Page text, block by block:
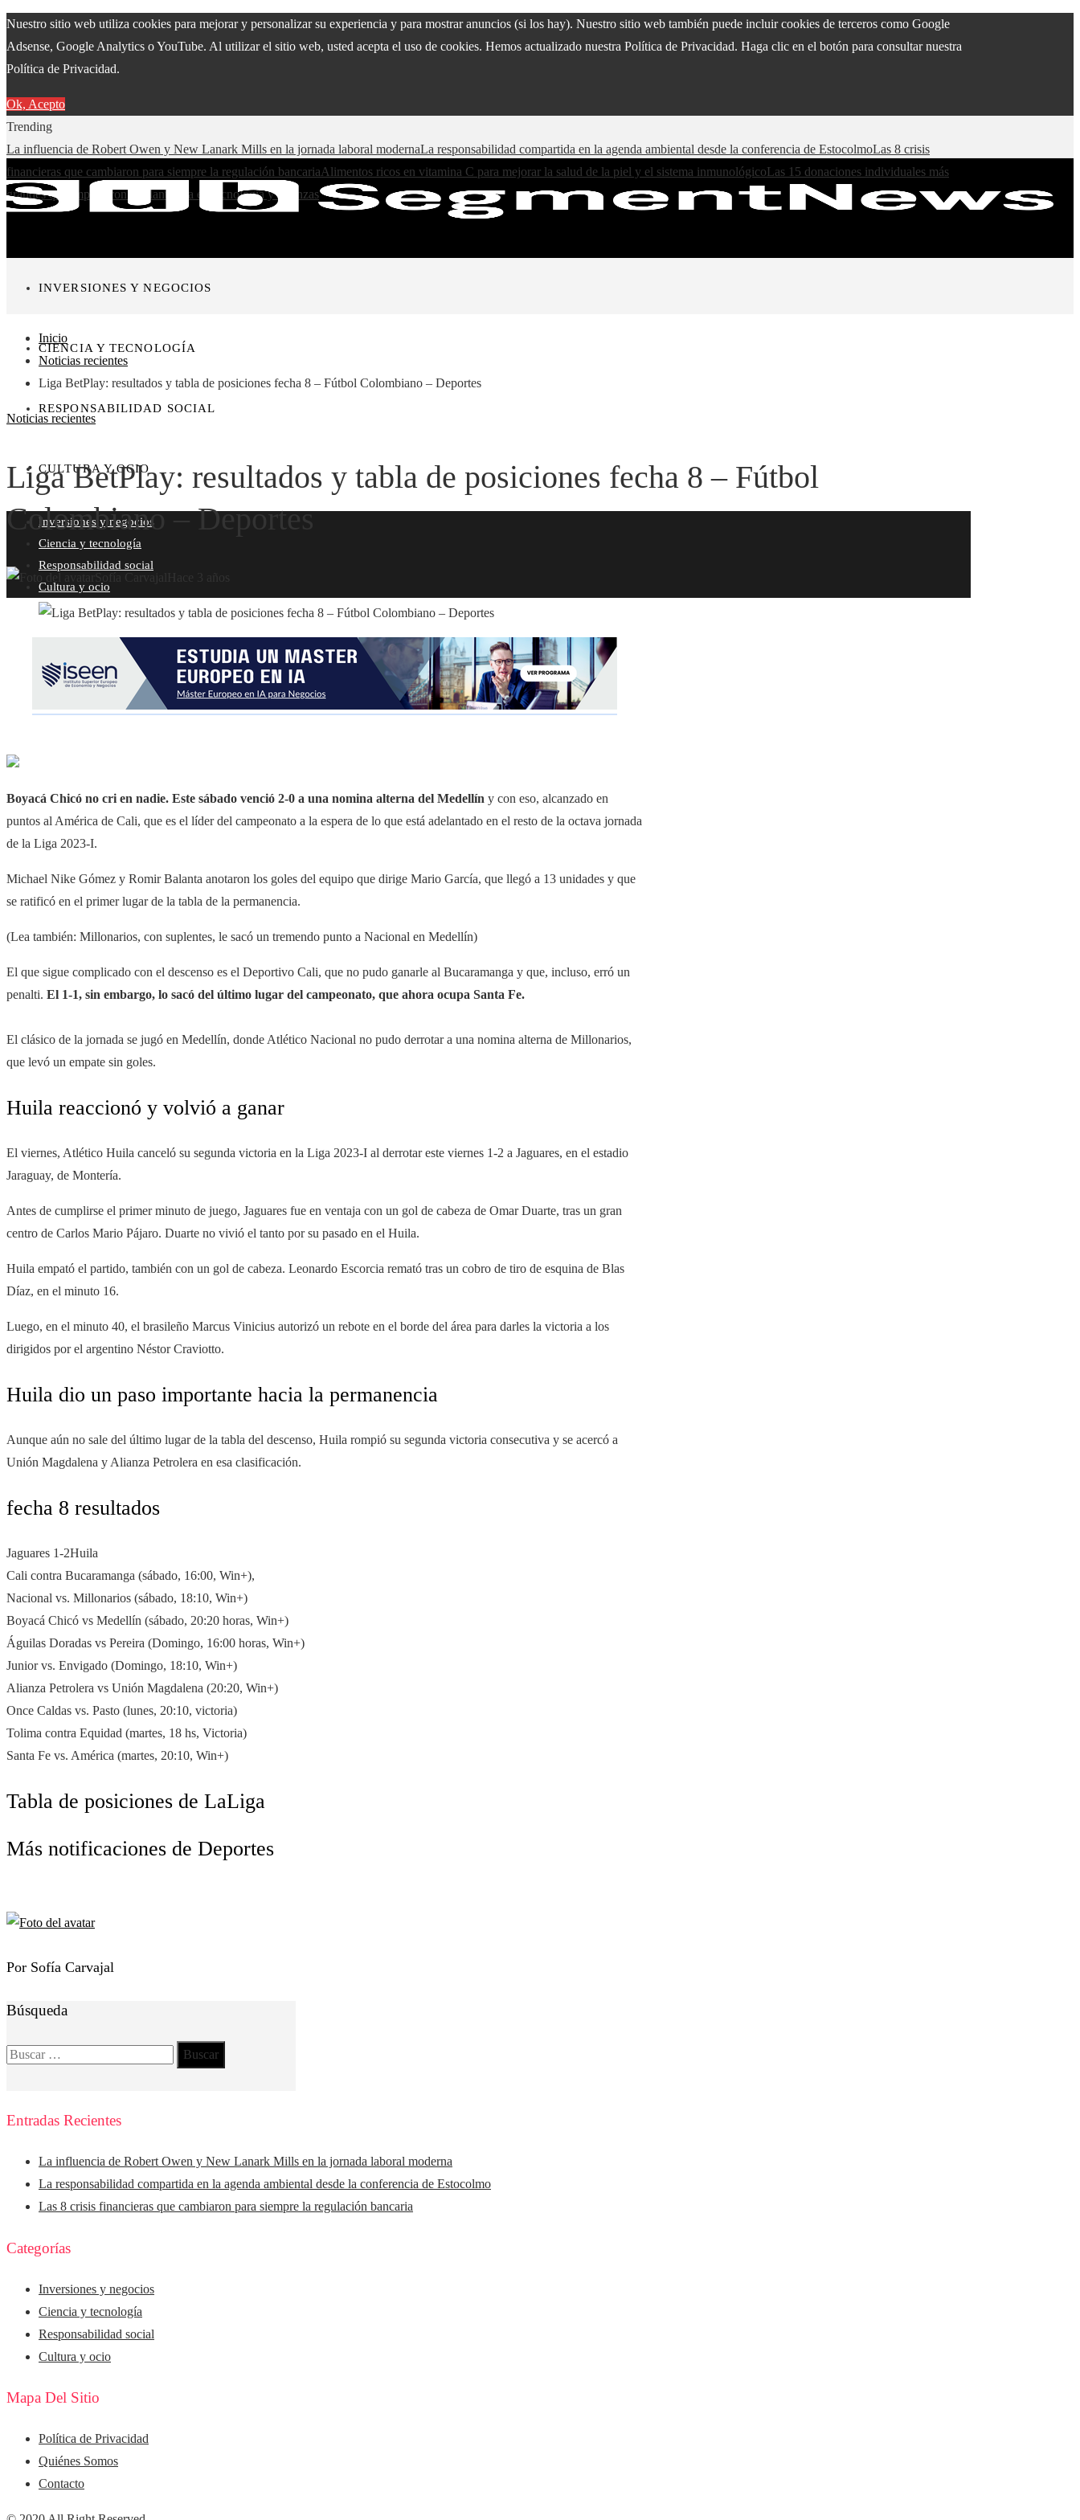
Nuestro sitio web utiliza cookies para mejorar y personalizar su experiencia y para mostrar anuncios (si los hay). Nuestro sitio web también puede incluir cookies de terceros como Google
Adsense, Google Analytics o YouTube. Al utilizar el sitio web, usted acepta el uso de cookies. Hemos actualizado nuestra Política de Privacidad. Haga clic en el botón para consultar nuestra
Política de Privacidad.
Ok, Acepto
Trending
La influencia de Robert Owen y New Lanark Mills en la jornada laboral modernaLa responsabilidad compartida en la agenda ambiental desde la conferencia de EstocolmoLas 8 crisis
financieras que cambiaron para siempre la regulación bancariaAlimentos ricos en vitamina C para mejorar la salud de la piel y el sistema inmunológicoLas 15 donaciones individuales más
grandes que impulsaron la filantropía en tecnología y finanzas
INVERSIONES Y NEGOCIOS
CIENCIA Y TECNOLOGÍA
RESPONSABILIDAD SOCIAL
CULTURA Y OCIO
Inversiones y negocios
Ciencia y tecnología
Responsabilidad social
Cultura y ocio
Inicio
Noticias recientes
Liga BetPlay: resultados y tabla de posiciones fecha 8 – Fútbol Colombiano – Deportes
Noticias recientes
Liga BetPlay: resultados y tabla de posiciones fecha 8 – Fútbol
Colombiano – Deportes
Boyacá Chicó no cri en nadie. Este sábado venció 2-0 a una nomina alterna del Medellín y con eso, alcanzado en
puntos al América de Cali, que es el líder del campeonato a la espera de lo que está adelantado en el resto de la octava jornada
de la Liga 2023-I.
Michael Nike Gómez y Romir Balanta anotaron los goles del equipo que dirige Mario García, que llegó a 13 unidades y que
se ratificó en el primer lugar de la tabla de la permanencia.
(Lea también: Millonarios, con suplentes, le sacó un tremendo punto a Nacional en Medellín)
El que sigue complicado con el descenso es el Deportivo Cali, que no pudo ganarle al Bucaramanga y que, incluso, erró un
penalti. El 1-1, sin embargo, lo sacó del último lugar del campeonato, que ahora ocupa Santa Fe.
El clásico de la jornada se jugó en Medellín, donde Atlético Nacional no pudo derrotar a una nomina alterna de Millonarios,
que levó un empate sin goles.
Huila reaccionó y volvió a ganar
El viernes, Atlético Huila canceló su segunda victoria en la Liga 2023-I al derrotar este viernes 1-2 a Jaguares, en el estadio
Jaraguay, de Montería.
Antes de cumplirse el primer minuto de juego, Jaguares fue en ventaja con un gol de cabeza de Omar Duarte, tras un gran
centro de Carlos Mario Pájaro. Duarte no vivió el tanto por su pasado en el Huila.
Huila empató el partido, también con un gol de cabeza. Leonardo Escorcia remató tras un cobro de tiro de esquina de Blas
Díaz, en el minuto 16.
Luego, en el minuto 40, el brasileño Marcus Vinicius autorizó un rebote en el borde del área para darles la victoria a los
dirigidos por el argentino Néstor Craviotto.
Huila dio un paso importante hacia la permanencia
Aunque aún no sale del último lugar de la tabla del descenso, Huila rompió su segunda victoria consecutiva y se acercó a
Unión Magdalena y Alianza Petrolera en esa clasificación.
fecha 8 resultados
Jaguares 1-2Huila
Cali contra Bucaramanga (sábado, 16:00, Win+),
Nacional vs. Millonarios (sábado, 18:10, Win+)
Boyacá Chicó vs Medellín (sábado, 20:20 horas, Win+)
Águilas Doradas vs Pereira (Domingo, 16:00 horas, Win+)
Junior vs. Envigado (Domingo, 18:10, Win+)
Alianza Petrolera vs Unión Magdalena (20:20, Win+)
Once Caldas vs. Pasto (lunes, 20:10, victoria)
Tolima contra Equidad (martes, 18 hs, Victoria)
Santa Fe vs. América (martes, 20:10, Win+)
Tabla de posiciones de LaLiga
Más notificaciones de Deportes
Por Sofía Carvajal
Búsqueda
Buscar:
Entradas Recientes
La influencia de Robert Owen y New Lanark Mills en la jornada laboral moderna
La responsabilidad compartida en la agenda ambiental desde la conferencia de Estocolmo
Las 8 crisis financieras que cambiaron para siempre la regulación bancaria
Categorías
Inversiones y negocios
Ciencia y tecnología
Responsabilidad social
Cultura y ocio
Mapa Del Sitio
Política de Privacidad
Quiénes Somos
Contacto